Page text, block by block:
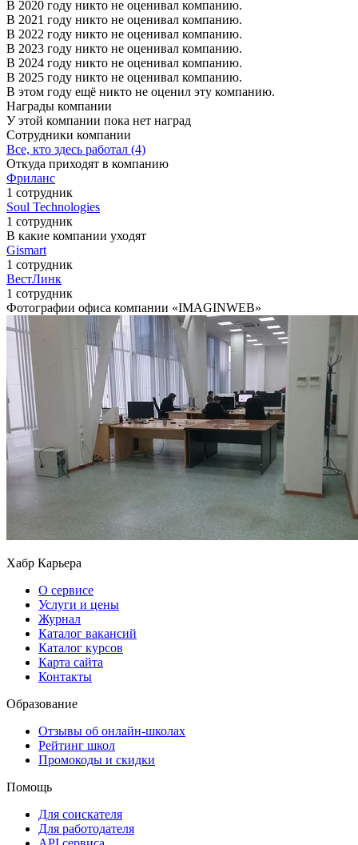
В 2020 году никто не оценивал компанию.
В 2021 году никто не оценивал компанию.
В 2022 году никто не оценивал компанию.
В 2023 году никто не оценивал компанию.
В 2024 году никто не оценивал компанию.
В 2025 году никто не оценивал компанию.
В этом году ещё никто не оценил эту компанию.
Награды компании
У этой компании пока нет наград
Сотрудники компании
Все, кто здесь работал (4)
Откуда приходят в компанию
Фриланс
1 сотрудник
Soul Technologies
1 сотрудник
В какие компании уходят
Gismart
1 сотрудник
ВестЛинк
1 сотрудник
Фотографии офиса компании «IMAGINWEB»
Хабр Карьера
О сервисе
Услуги и цены
Журнал
Каталог вакансий
Каталог курсов
Карта сайта
Контакты
Образование
Отзывы об онлайн-школах
Рейтинг школ
Промокоды и скидки
Помощь
Для соискателя
Для работодателя